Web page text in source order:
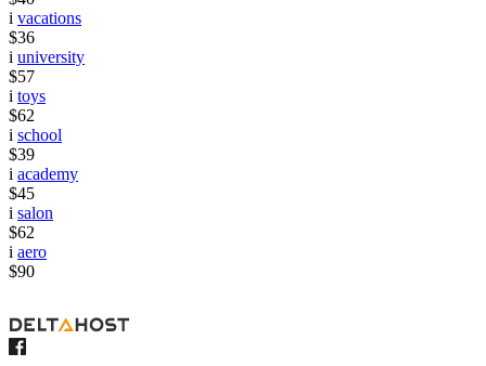
i vacations
$36
i university
$57
i toys
$62
i school
$39
i academy
$45
i salon
$62
i aero
$90